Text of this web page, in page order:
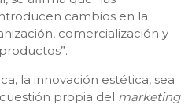
cambios en la
comercialización y
la innovación estética, sea
propia del marketing